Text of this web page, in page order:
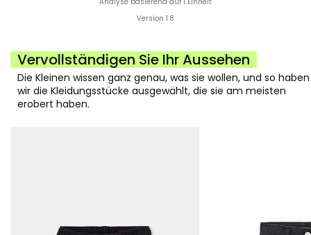
Vervollständigen Sie Ihr Aussehen
Die Kleinen wissen ganz genau, was sie wollen, und so haben
wir die Kleidungsstücke ausgewählt, die sie am meisten
erobert haben.